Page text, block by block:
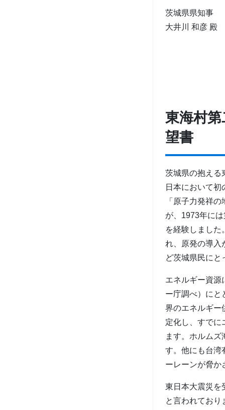
茨城県県知事
大井川 和彦 殿
東海村
望書
茨城県の抱える
日本において
「原子力発祥
が、1973年に
を経験しました
れ、原発の導入
ど茨城県民にと
エネルギー資源
ー庁調べ）にと
界のエネルギー
定化し、すでに
ます。ホルム
す。他にも台湾
ーレーンが脅か
東日本大震災を
と言われており